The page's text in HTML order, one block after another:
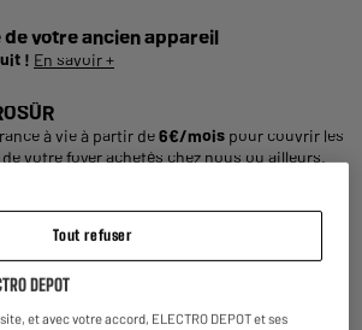
de votre ancien appareil
! En savoir +
à vie à partir de6€/mois pour couvrir les
votre foyer achetés chez nous ou ailleurs.
plus responsable, économisez
: réduire de
Tout refuser
DEPOT
et avec votre accord, ELECTRO DEPOT et ses